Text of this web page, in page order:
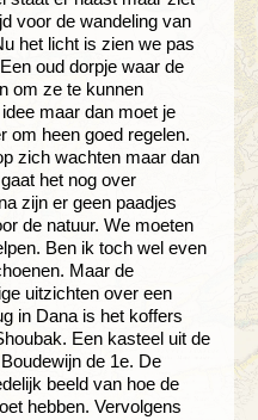
voor de wandeling van
het licht is zien we pas
oud dorpje waar de
om ze te kunnen
maar dan moet je
om heen goed regelen.
zich wachten maar dan
het nog over
zijn er geen paadjes
de natuur. We moeten
Ben ik toch wel even
Maar de
uitzichten over een
in Dana is het koffers
Een kasteel uit de
de 1e. De
beeld van hoe de
hebben. Vervolgens